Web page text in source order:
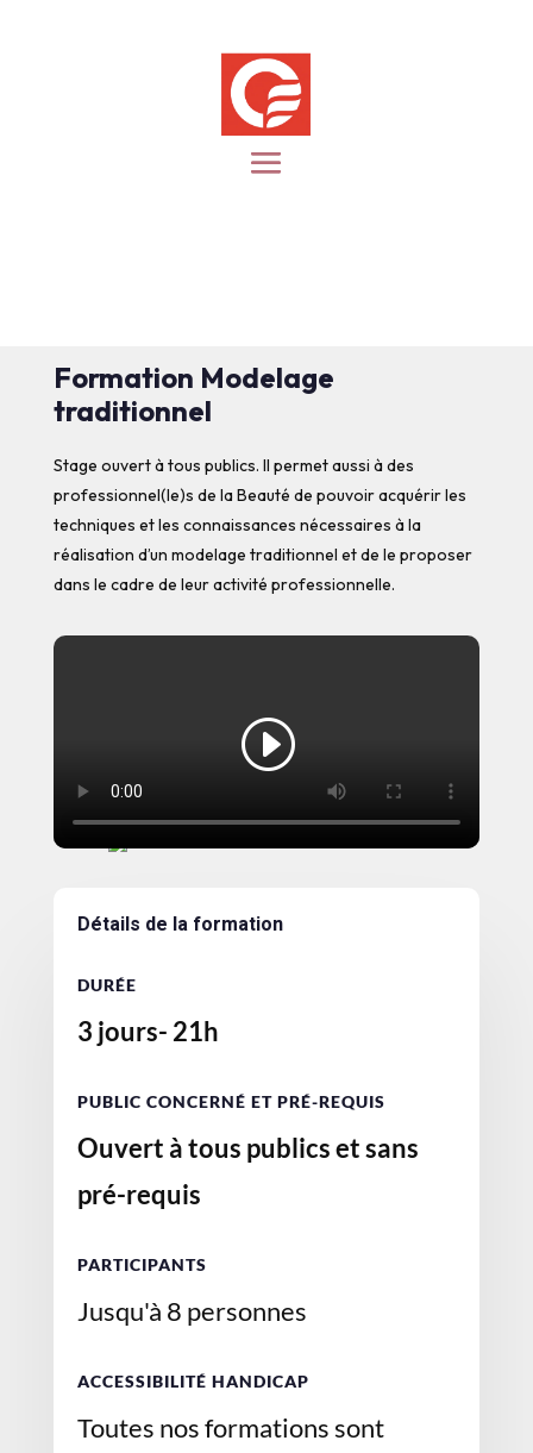
Formation Modelage
traditionnel
Stage ouvert à tous publics. Il permet aussi à des
professionnel(le)s de la Beauté de pouvoir acquérir les
techniques et les connaissances nécessaires à la
réalisation d’un modelage traditionnel et de le proposer
dans le cadre de leur activité professionnelle.
Détails de la formation
DURÉE
3 jours- 21h
PUBLIC CONCERNÉ ET PRÉ-REQUIS
Ouvert à tous publics et sans
pré-requis
PARTICIPANTS
Jusqu'à 8 personnes
ACCESSIBILITÉ HANDICAP
Toutes nos formations sont